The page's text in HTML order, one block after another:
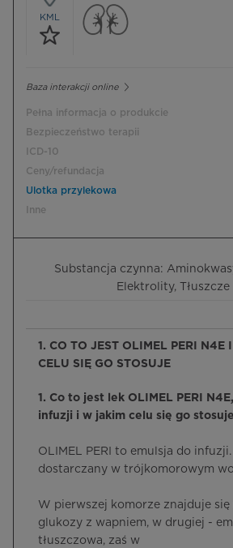
KML
Baza interakcji online
Pełna informacja o produkcie
Bezpieczeństwo terapii
ICD-10
Ceny/refundacja
Ulotka przylekowa
Inne
Substancja czynna:
Elektrolity, Tłuszcze
1. CO TO JEST OLIMEL PERI N4E
CELU SIĘ GO STOSUJE
1. Co to jest lek OLIMEL PERI
infuzji i w jakim celu się go stosuje
OLIMEL PERI to emulsja do
dostarczany w trójkomorowym
W pierwszej komorze znajduje
glukozy z wapniem, w drugiej -
tłuszczowa, zaś w